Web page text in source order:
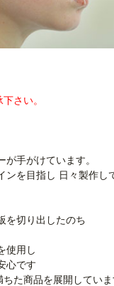
さい。
手がけています。
ンを目指し 日々製作し
を切り出したのち
使用し
心です
た商品を展開していま